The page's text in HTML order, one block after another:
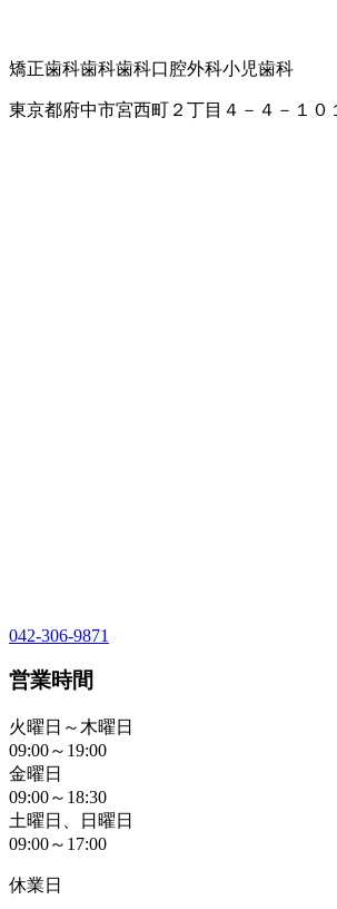
矯正歯科歯科歯科口腔外科小児歯科
東京都府中市宮西町２丁目４－４－１０
042-306-9871
営業時間
火曜日～木曜日
09:00～19:00
金曜日
09:00～18:30
土曜日、日曜日
09:00～17:00
休業日